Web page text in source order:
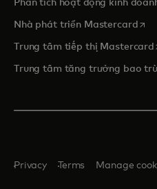
Phân tích hoạt động kinh
Nhà phát triển Mastercard
Trung tâm tiếp thị Mastercard
Trung tâm tăng trưởng bao
Privacy Terms Manage